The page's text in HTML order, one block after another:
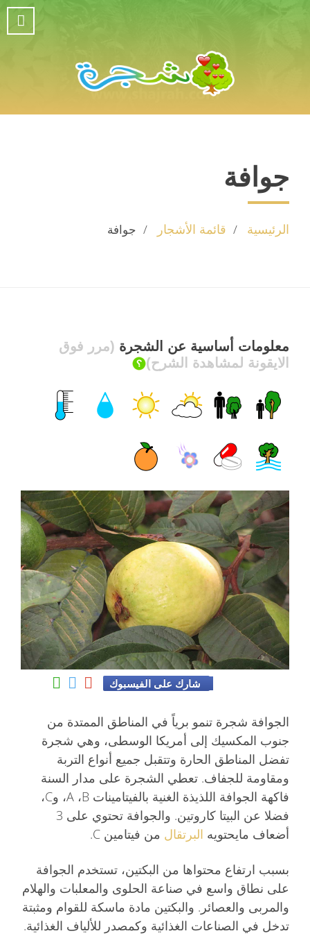
جوافة
الرئيسية قائمة الأشجار جوافة
معلومات أساسية عن الشجرة (مرر فوق
الايقونة لمشاهدة الشرح)
شارك على الفيسبوك
الجوافة شجرة تنمو برياً في المناطق الممتدة من
جنوب المكسيك إلى أمريكا الوسطى، وهي شجرة
تفضل المناطق الحارة وتتقبل جميع أنواع التربة
ومقاومة للجفاف. تعطي الشجرة على مدار السنة
فاكهة الجوافة اللذيذة الغنية بالفيتامينات A ،B، وC،
فضلا عن البيتا كاروتين. والجوافة تحتوي على 3
أضعاف مايحتويه البرتقال من فيتامين C.
بسبب ارتفاع محتواها من البكتين، تستخدم الجوافة
على نطاق واسع في صناعة الحلوى والمعلبات والهلام
والمربى والعصائر. والبكتين مادة ماسكة للقوام ومثبتة
تدخل في الصناعات الغذائية وكمصدر للألياف الغذائية.